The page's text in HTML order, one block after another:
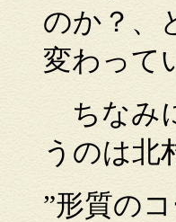
のか？、
変わって
ちなみ
うのは北
”形質の